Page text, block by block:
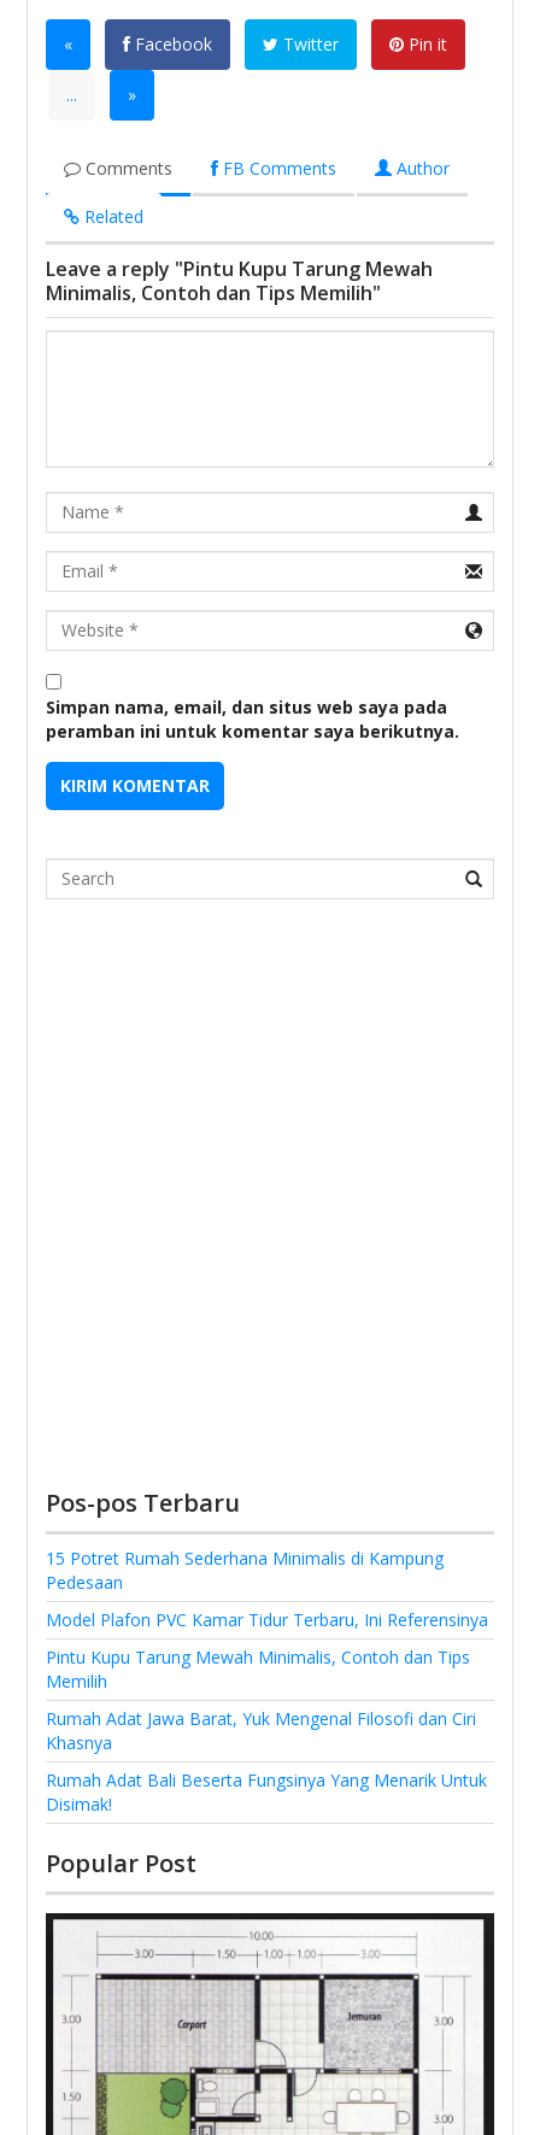
« Facebook Twitter Pin it
... »
Comments FB Comments Author
Related
Leave a reply "Pintu Kupu Tarung Mewah
Minimalis, Contoh dan Tips Memilih"
Name
Email
URL
Simpan nama, email, dan situs web saya pada
peramban ini untuk komentar saya berikutnya.
Search
Pos-pos Terbaru
15 Potret Rumah Sederhana Minimalis di Kampung
Pedesaan
Model Plafon PVC Kamar Tidur Terbaru, Ini Referensinya
Pintu Kupu Tarung Mewah Minimalis, Contoh dan Tips
Memilih
Rumah Adat Jawa Barat, Yuk Mengenal Filosofi dan Ciri
Khasnya
Rumah Adat Bali Beserta Fungsinya Yang Menarik Untuk
Disimak!
Popular Post